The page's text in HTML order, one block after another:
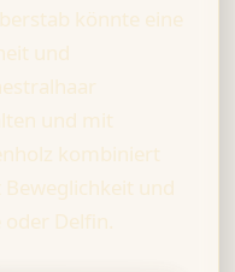
könnte eine
und
und mit
kombiniert
und
oder Delfin.